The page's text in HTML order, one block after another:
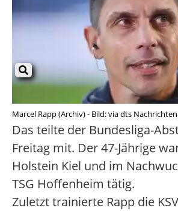
Marcel Rapp (Archiv) - Bild: via dts
Das teilte der Bundesliga-
Freitag mit. Der 47-Jährige
Holstein Kiel und im
TSG Hoffenheim tätig.
Zuletzt trainierte Rapp die